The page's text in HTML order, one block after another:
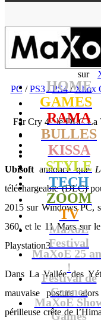
HOME
GAMES
RAMA
BULLES
KISSA
STYLE
TECH
ZOOM
TV
MaXoE
Festival
MaXoE 25
!
Festival de
Cannes
MaXoE
Games
des Yétis
-
sur
PC /PS3/PS4/Xbox
Far Cry 4 : le DLC La
Ubisoft annonce que
téléchargeable (DLC)
2015 sur Windows
360, et le 11 Mars sur
Playstation3.
Dans La Vallée des
mauvaise posture
périlleuse crête de